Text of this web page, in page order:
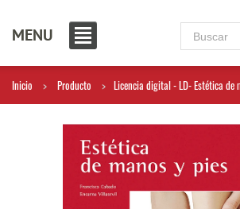
MENU
Inicio Producto Licencia digital - LD- Estética de